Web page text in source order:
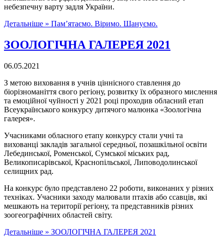
небезпечну варту задля України.
Детальніше » Пам’ятаємо. Віримо. Шануємо.
ЗООЛОГІЧНА ГАЛЕРЕЯ 2021
06.05.2021
З метою виховання в учнів ціннісного ставлення до
біорізноманіття свого регіону, розвитку їх образного мислення
та емоційної чуйності у 2021 році проходив обласний етап
Всеукраїнського конкурсу дитячого малюнка «Зоологічна
галерея».
Учасниками обласного етапу конкурсу стали учні та
вихованці закладів загальної середньої, позашкільної освіти
Лебединської, Роменської, Сумської міських рад,
Великописарівської, Краснопільської, Липоводолинської
селищних рад.
На конкурс було представлено 22 роботи, виконаних у різних
техніках. Учасники заходу малювали птахів або ссавців, які
мешкають на території регіону, та представників різних
зоогеографічних областей світу.
Детальніше » ЗООЛОГІЧНА ГАЛЕРЕЯ 2021